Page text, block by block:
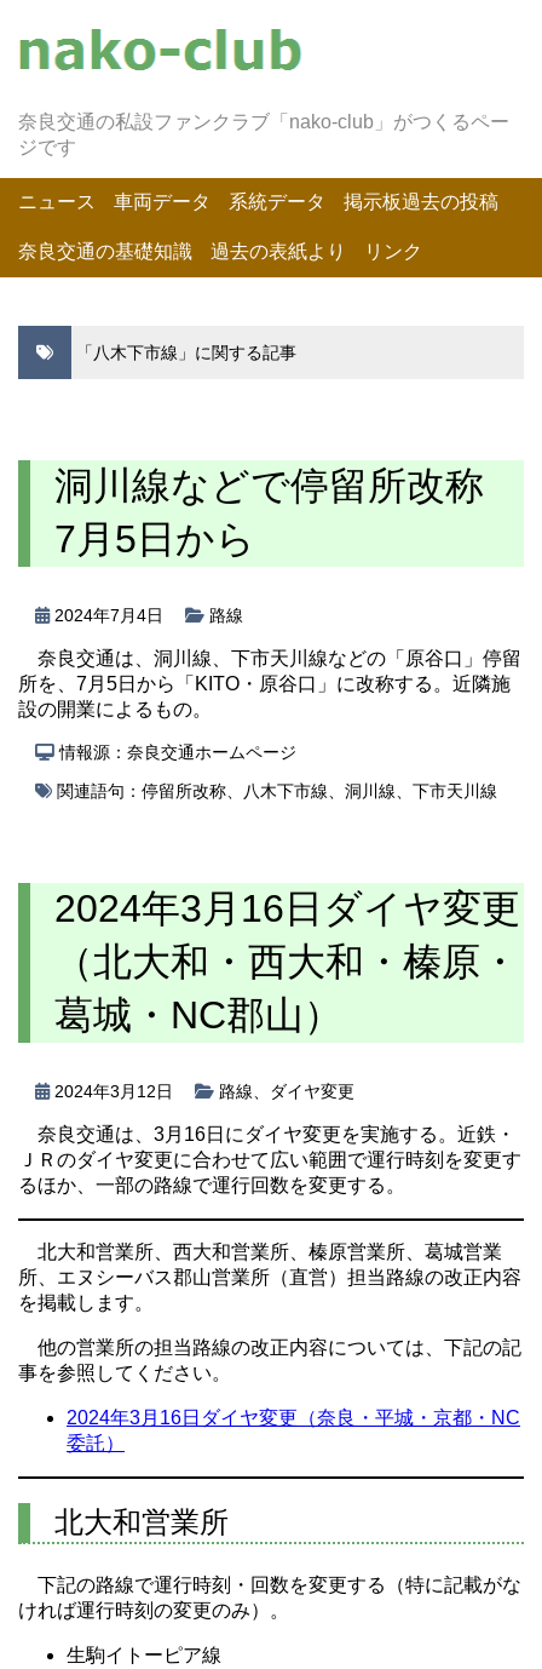
奈良交通の私設ファンクラブ「nako-club」がつくるペー
ジです
ニュース 車両データ 系統データ 掲示板過去の投稿
奈良交通の基礎知識 過去の表紙より リンク
「八木下市線」に関する記事
洞川線などで停留所改称
7月5日から
2024年7月4日 路線
奈良交通は、洞川線、下市天川線などの「原谷口」停留
所を、7月5日から「KITO・原谷口」に改称する。近隣施
設の開業によるもの。
情報源：奈良交通ホームページ
関連語句： 停留所改称 八木下市線 洞川線 下市天川線
2024年3月16日ダイヤ変更
（北大和・西大和・榛原・
葛城・NC郡山）
2024年3月12日 路線 ダイヤ変更
奈良交通は、3月16日にダイヤ変更を実施する。近鉄・
ＪＲのダイヤ変更に合わせて広い範囲で運行時刻を変更す
るほか、一部の路線で運行回数を変更する。
北大和営業所、西大和営業所、榛原営業所、葛城営業
所、エヌシーバス郡山営業所（直営）担当路線の改正内容
を掲載します。
他の営業所の担当路線の改正内容については、下記の記
事を参照してください。
2024年3月16日ダイヤ変更（奈良・平城・京都・NC
委託）
北大和営業所
下記の路線で運行時刻・回数を変更する（特に記載がな
ければ運行時刻の変更のみ）。
生駒イトーピア線